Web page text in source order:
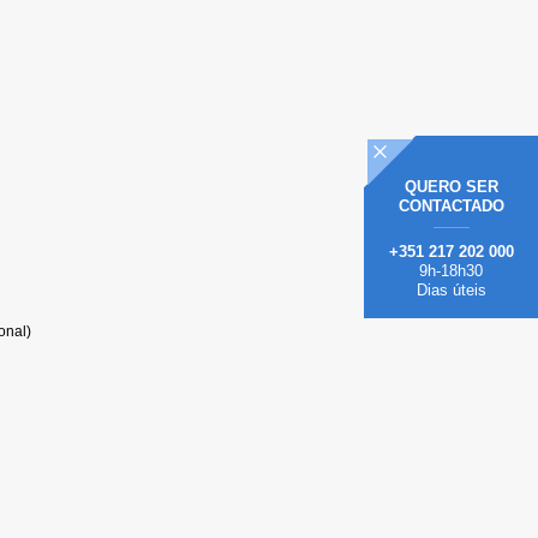
QUERO SER
CONTACTADO
+351 217 202 000
9h-18h30
Dias úteis